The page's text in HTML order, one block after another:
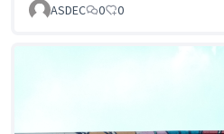
ASDEC
0 0